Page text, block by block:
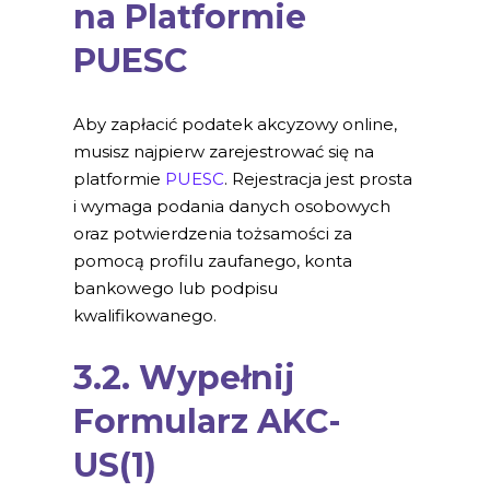
na Platformie
PUESC
Aby zapłacić podatek akcyzowy online,
musisz najpierw zarejestrować się na
platformie PUESC. Rejestracja jest prosta
i wymaga podania danych osobowych
oraz potwierdzenia tożsamości za
pomocą profilu zaufanego, konta
bankowego lub podpisu
kwalifikowanego.
3.2. Wypełnij
Formularz AKC-
US(1)